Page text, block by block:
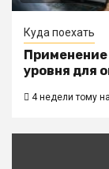
Куда поехать
Применение
уровня для
4 недели тому